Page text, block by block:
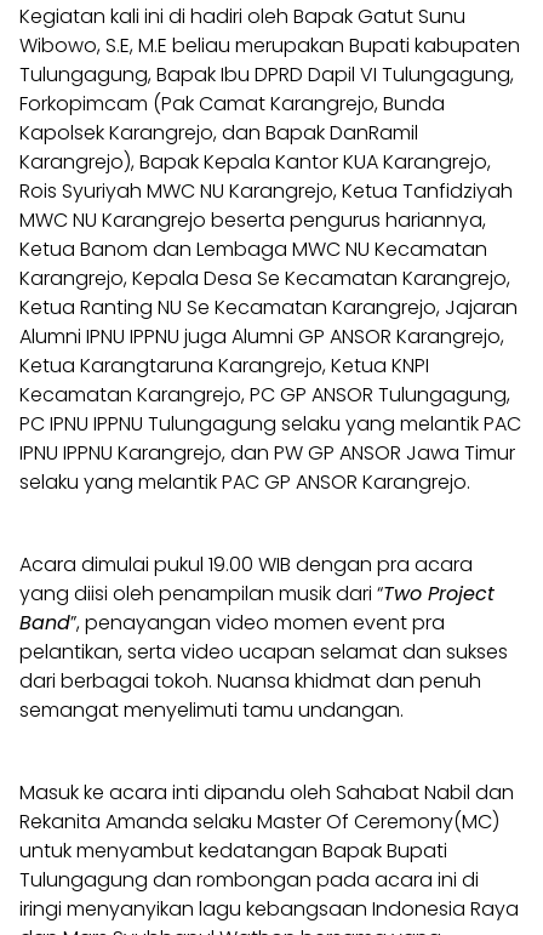
Kegiatan kali ini di hadiri oleh Bapak Gatut Sunu
Wibowo, S.E, M.E beliau merupakan Bupati kabupaten
Tulungagung, Bapak Ibu DPRD Dapil VI Tulungagung,
Forkopimcam (Pak Camat Karangrejo, Bunda
Kapolsek Karangrejo, dan Bapak DanRamil
Karangrejo), Bapak Kepala Kantor KUA Karangrejo,
Rois Syuriyah MWC NU Karangrejo, Ketua Tanfidziyah
MWC NU Karangrejo beserta pengurus hariannya,
Ketua Banom dan Lembaga MWC NU Kecamatan
Karangrejo, Kepala Desa Se Kecamatan Karangrejo,
Ketua Ranting NU Se Kecamatan Karangrejo, Jajaran
Alumni IPNU IPPNU juga Alumni GP ANSOR Karangrejo,
Ketua Karangtaruna Karangrejo, Ketua KNPI
Kecamatan Karangrejo, PC GP ANSOR Tulungagung,
PC IPNU IPPNU Tulungagung selaku yang melantik PAC
IPNU IPPNU Karangrejo, dan PW GP ANSOR Jawa Timur
selaku yang melantik PAC GP ANSOR Karangrejo.
Acara dimulai pukul 19.00 WIB dengan pra acara
yang diisi oleh penampilan musik dari “Two Project
Band”, penayangan video momen event pra
pelantikan, serta video ucapan selamat dan sukses
dari berbagai tokoh. Nuansa khidmat dan penuh
semangat menyelimuti tamu undangan.
Masuk ke acara inti dipandu oleh Sahabat Nabil dan
Rekanita Amanda selaku Master Of Ceremony(MC)
untuk menyambut kedatangan Bapak Bupati
Tulungagung dan rombongan pada acara ini di
iringi menyanyikan lagu kebangsaan Indonesia Raya